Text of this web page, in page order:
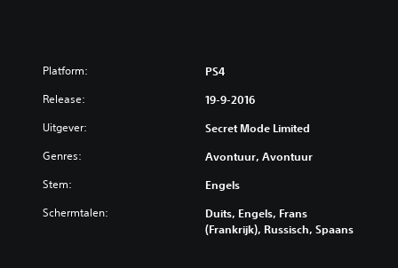
Platform: PS4
Release: 19-9-2016
Uitgever: Secret Mode Limited
Genres: Avontuur, Avontuur
Stem: Engels
Schermtalen:
Duits, Engels, Frans
(Frankrijk), Russisch, Spaans